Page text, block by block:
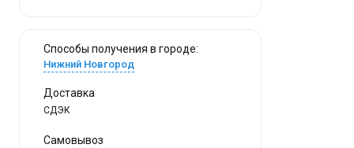
Способы получения в городе:
Нижний Новгород
Доставка
СДЭК
Самовывоз